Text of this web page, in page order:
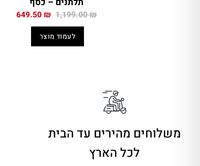
1,199.00₪ המחיר
1,199.00 ₪.
649.50 ₪ המחיר
לעמוד מוצר
משלוחים מהירים עד הבית
לכל הארץ